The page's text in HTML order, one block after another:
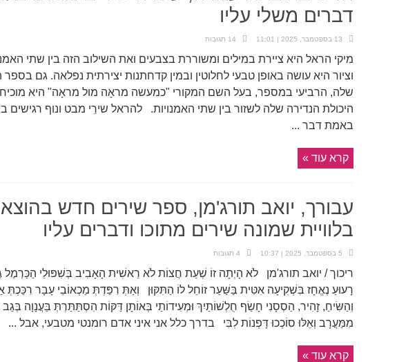
דברים משלי עליו
13 בספטמבר, 2025 | 11:01 14 תגובות
מיקי הראל היא ציירת במילים ומשוררת בצבעים ואת השילוב הזה בין שתי
וציור היא עושה באופן טבעי לחלוטין ובמין קדחתנות יצירתית נפלאה. גם
שלה, הרביעי במספר, בעל השם המקורי "כמעשה מראָה מול מראָה" היא
היכולת הנדירה שלה לשזור בין שתי האמנויות. להראל שירֵי מבט ונוף רגישים
באמת דבר ...
קרא עוד »
עבורך, יואב תורג'מן, ספר שירים חדש
בלוויית שמונה שירים מתוכו ודברים עליו
5 בספטמבר, 2025 | 10:37 4 תגובות
ריכוך / יואב תורג'מן לֹא הָיְתָה זוֹ שְׁעַת חֲצוֹת לֹא רֵאשִׁית הָאָבִיב בְּשִׁפּוּלֵי הַכַּרְמֶל
רָעוּעַ נֶאֱחָז בִּשְׁקִיעָה אִטִּית בַּשַּׁעַר זוֹחֵל לוֹ הַתִּקּוּן וְאַתְּ רִפַּדְתְּ מַכְאוֹבֵי עָבָר רִכַּכְתְּ
וְהַשִּׂיחַ, זָהִיר, הַסְסָנִי חָשַׂף חֻלְשׁוֹתַיִךְ וּמְעִידוֹתַי בְּאוֹתָן דַּקּוֹת הִסְתַּתַּרְתְּ בַּעֲנָוָה
מִמַּעֲרָב וְאֵלּוּ סוֹכְכוּ דָּפְנוֹת לִבִּי בדרך כלל אני איני אדם רומנטי מטבעי, אבל ...
קרא עוד »